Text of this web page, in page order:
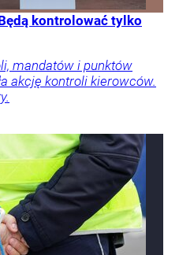
kontrolować tylko
mandatów i punktów
akcję kontroli kierowców.